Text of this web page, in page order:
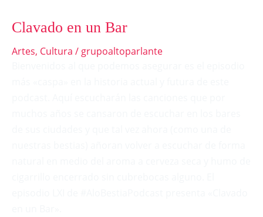
Clavado en un Bar
Artes, Cultura / grupoaltoparlante